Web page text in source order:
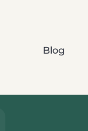
Blog